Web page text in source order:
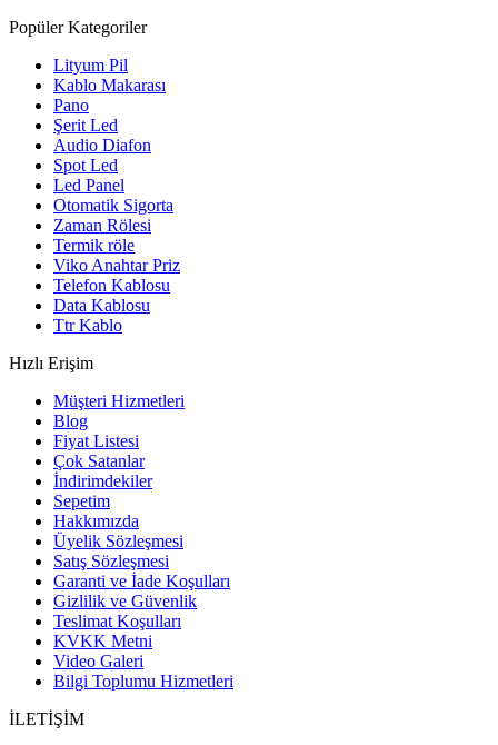
Popüler Kategoriler
Lityum Pil
Kablo Makarası
Pano
Şerit Led
Audio Diafon
Spot Led
Led Panel
Otomatik Sigorta
Zaman Rölesi
Termik röle
Viko Anahtar Priz
Telefon Kablosu
Data Kablosu
Ttr Kablo
Hızlı Erişim
Müşteri Hizmetleri
Blog
Fiyat Listesi
Çok Satanlar
İndirimdekiler
Sepetim
Hakkımızda
Üyelik Sözleşmesi
Satış Sözleşmesi
Garanti ve İade Koşulları
Gizlilik ve Güvenlik
Teslimat Koşulları
KVKK Metni
Video Galeri
Bilgi Toplumu Hizmetleri
İLETİŞİM